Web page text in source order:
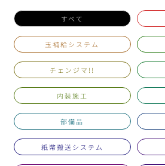
すべて
玉補給システム
チェンジマ!!
内装施工
部備品
紙幣搬送システム